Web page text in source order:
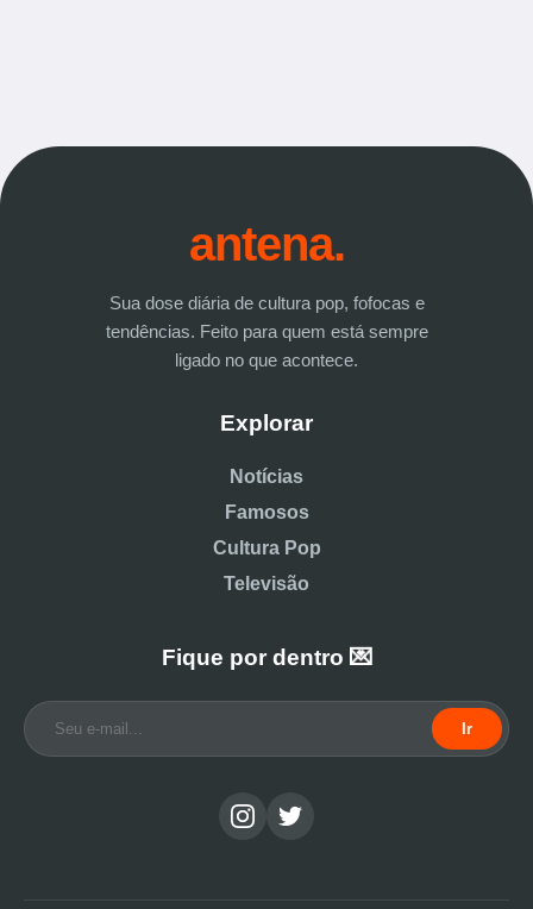
antena.
Sua dose diária de cultura pop, fofocas e
tendências. Feito para quem está sempre
ligado no que acontece.
Explorar
Notícias
Famosos
Cultura Pop
Televisão
Fique por dentro 💌
Ir